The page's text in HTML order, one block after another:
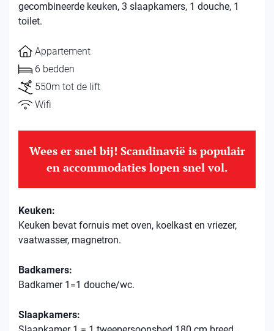
gecombineerde keuken, 3 slaapkamers, 1 douche, 1
toilet.
Appartement
6 bedden
550m tot de lift
Wifi
Wees er snel bij! Scandinavië is populair
en accommodaties lopen snel vol.
Keuken:
Keuken bevat fornuis met oven, koelkast en vriezer,
vaatwasser, magnetron.
Badkamers:
Badkamer 1=1 douche/wc.
Slaapkamers: